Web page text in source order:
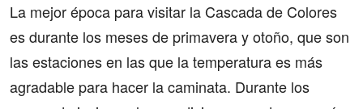
La mejor época para visitar la Cascada de Colores
es durante los meses de primavera y otoño, que son
las estaciones en las que la temperatura es más
agradable para hacer la caminata. Durante los